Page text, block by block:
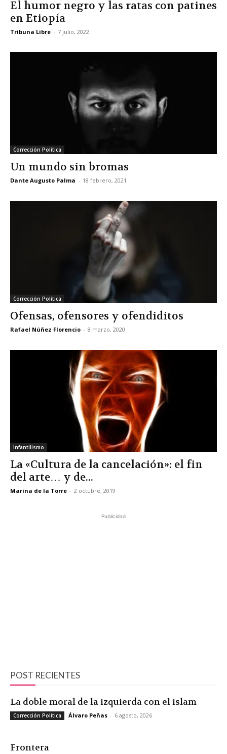
El humor negro y las ratas con patines
en Etiopía
Tribuna Libre - 7 julio, 2022
Corrección Política
Un mundo sin bromas
Dante Augusto Palma - 18 febrero, 2021
Corrección Política
Ofensas, ofensores y ofendiditos
Rafael Núñez Florencio - 8 marzo, 2020
Infantilismo
La «Cultura de la cancelación»: el fin
del arte… y de...
Marina de la Torre - 2 octubre, 2019
Publicidad
POST RECIENTES
La doble moral de la izquierda con el islam
Corrección Política Álvaro Peñas - 6 agosto, 2026
Frontera